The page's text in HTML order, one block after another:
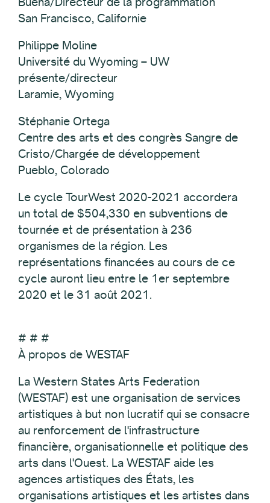
San Francisco, Californie
Philippe Moline
Université du Wyoming – UW
présente/directeur
Laramie, Wyoming
Stéphanie Ortega
Centre des arts et des congrès Sangre de
Cristo/Chargée de développement
Pueblo, Colorado
Le cycle TourWest 2020-2021 accordera
un total de $504,330 en subventions de
tournée et de présentation à 236
organismes de la région. Les
représentations financées au cours de ce
cycle auront lieu entre le 1er septembre
2020 et le 31 août 2021.
# # #
À propos de WESTAF
La Western States Arts Federation
(WESTAF) est une organisation de services
artistiques à but non lucratif qui se consacre
au renforcement de l'infrastructure
financière, organisationnelle et politique des
arts dans l'Ouest. La WESTAF aide les
agences artistiques des États, les
organisations artistiques et les artistes dans